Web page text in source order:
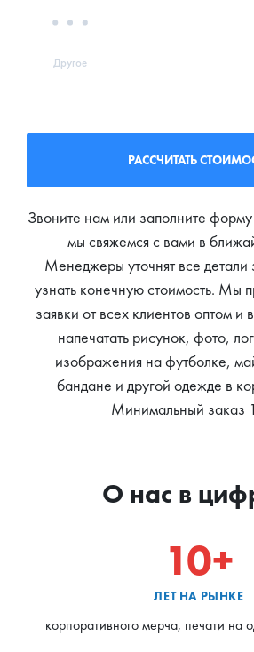
Другое
РАССЧИТАТЬ
Звоните нам или заполните
мы свяжемся с вами в
Менеджеры уточнят все детали
узнать конечную стоимость. Мы
заявки от всех клиентов оптом и
напечатать рисунок, фото,
изображения на футболке,
бандане и другой одежде в
Минимальный заказ
О нас в
10+
ЛЕТ НА РЫНКЕ
корпоративного мерча, печати на